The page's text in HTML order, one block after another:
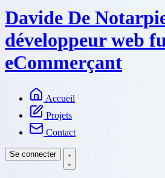
Davide De
développeur web
eCommerçant
Accueil
Projets
Contact
Se connecter